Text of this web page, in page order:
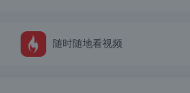
随时随地看视频